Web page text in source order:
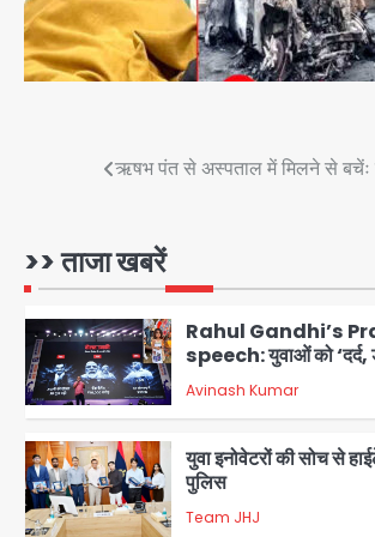
ऋषभ पंत से अस्पताल में मिलने से बचेंः
>> ताजा खबरें
4
एयरपोर्ट का फर्जी कर्मचारी
1
2
Rahul Gandhi’s
speech: युवाओं को ‘दर्द,
संदेश, बीजेपी का वार
Avinash Kumar
युवा इनोवेटरों की सोच से
पुलिस
Team JHJ